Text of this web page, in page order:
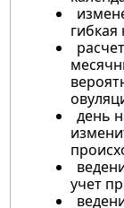
день
учет